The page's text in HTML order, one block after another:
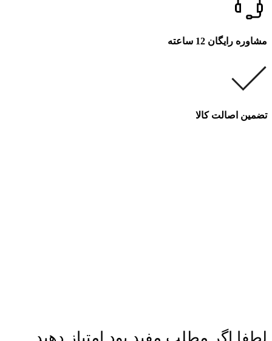
مشاوره رایگان 12 ساعته
تضمین اصالت کالا